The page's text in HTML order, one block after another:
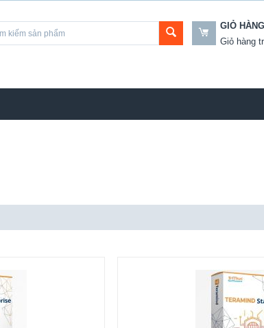
GIỎ
Giỏ hàng